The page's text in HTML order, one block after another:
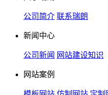
公司简介 联系瑞朗
新闻中心
公司新闻 网站建设知识
网站案例